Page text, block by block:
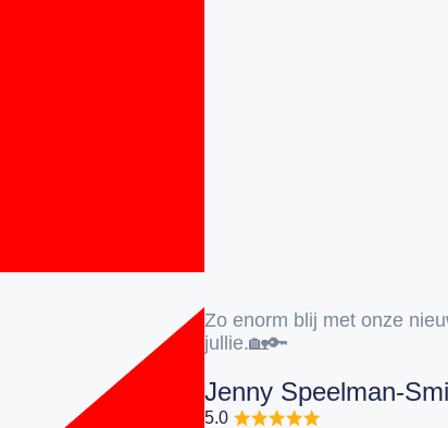
Zo enorm blij met onze
jullie.🏡🔑
Jenny Speelman-
5.0